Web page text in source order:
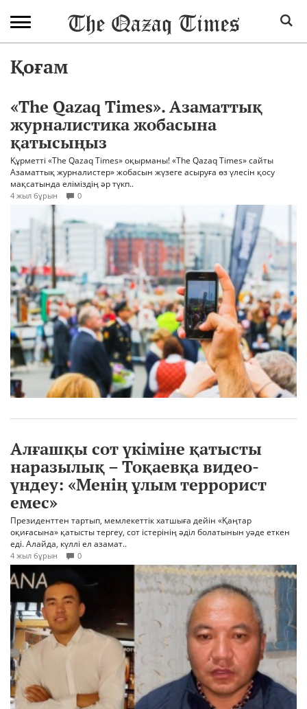
Қоғам
«The Qazaq Times». Азаматтық
журналистика жобасына
қатысыңыз
Құрметті «The Qazaq Times» оқырманы! «The Qazaq Times» сайты
Азаматтық журналистер» жобасын жүзеге асыруға өз үлесін қосу
мақсатында еліміздің әр түкп..
4 жыл бұрын 0
Алғашқы сот үкіміне қатысты
наразылық – Тоқаевқа видео-
үндеу: «Менің ұлым террорист
емес»
Президенттен тартып, мемлекеттік хатшыға дейін «Қаңтар
оқиғасына» қатысты тергеу, сот істерінің әділ болатынын уәде еткен
еді. Алайда, күллі ел азамат..
4 жыл бұрын 0